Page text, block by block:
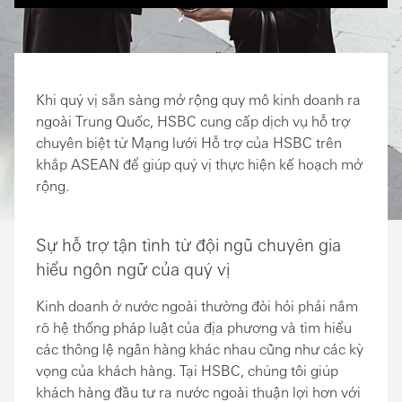
Khi quý vị sẵn sàng mở rộng quy mô kinh doanh ra
ngoài Trung Quốc, HSBC cung cấp dịch vụ hỗ trợ
chuyên biệt từ Mạng lưới Hỗ trợ của HSBC trên
khắp ASEAN để giúp quý vị thực hiện kế hoạch mở
rộng.
Sự hỗ trợ tận tình từ đội ngũ chuyên gia
hiểu ngôn ngữ của quý vị
Kinh doanh ở nước ngoài thường đòi hỏi phải nắm
rõ hệ thống pháp luật của địa phương và tìm hiểu
các thông lệ ngân hàng khác nhau cũng như các kỳ
vọng của khách hàng. Tại HSBC, chúng tôi giúp
khách hàng đầu tư ra nước ngoài thuận lợi hơn với